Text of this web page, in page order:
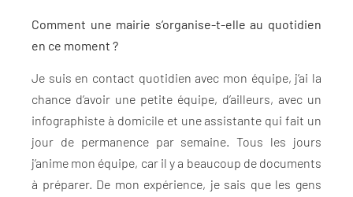
Comment une mairie s’organise-t-elle au quotidien
en ce moment ?
Je suis en contact quotidien avec mon équipe, j’ai la
chance d’avoir une petite équipe, d’ailleurs, avec un
infographiste à domicile et une assistante qui fait un
jour de permanence par semaine. Tous les jours
j’anime mon équipe, car il y a beaucoup de documents
à préparer. De mon expérience, je sais que les gens